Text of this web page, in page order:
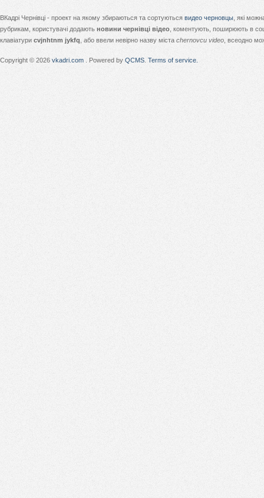
ВКадрі Чернівці - проект на якому збираються та сортуються видео черновцы , які
рубрикам, користувачі додають новини чернівці відео , коментують, поширюють в
клавіатури cvjnhtnm jykfq , або ввели невірно назву міста chernovcu video , всеодно
Copyright © 2026 vkadri.com . Powered by QCMS Terms of service.